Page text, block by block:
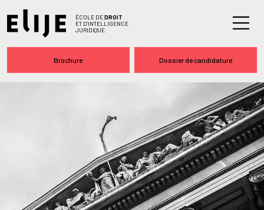
ÉCOLE DEDROIT
ET D'INTELLIGENCE
JURIDIQUE
Brochure Dossier de candidature